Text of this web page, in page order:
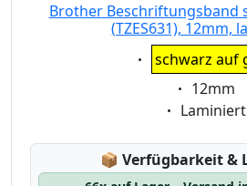
Brother Beschriftungsband
(TZES631), 12mm,
Eigenschaft:
schwarz auf
Eigenschaft:
12mm
Eigenschaft:
Laminiert
📦 Lagerstatus:
Verfügbarkeit &